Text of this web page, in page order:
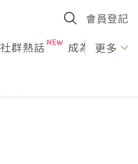
會員登記
社群熱話 成為U更多